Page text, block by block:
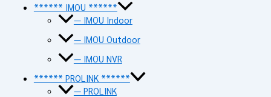
****** IMOU ******
— IMOU Indoor
— IMOU Outdoor
— IMOU NVR
****** PROLINK ******
— PROLINK